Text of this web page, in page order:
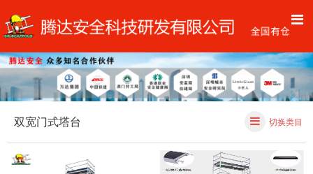
双宽门式塔台 切换类目